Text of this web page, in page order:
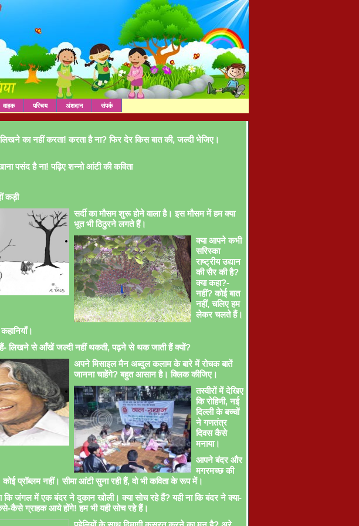
वाहक परिचय अंशदान संपर्क
का नहीं करता! करता है ना? फिर देर किस बात की, जल्दी भेजिए।
पसंद है ना! पढ़िए शन्नो आंटी की कविता
कड़ी
सर्दी का मौसम शुरू होने वाला है। इस मौसम में हम क्या
भूत भी ठिठुरने लगते हैं।
क्या आपने कभी
सरिस्का
राष्ट्रीय उद्यान
की सैर की है?
क्या कहा?-
नहीं? कोई बात
नहीं, चलिए हम
लेकर चलते हैं।
लिखने से आँखें जल्दी नहीं थकती, पढ़ने से थक जाती हैं क्यों?
अपने मिसाइल मैन अब्दुल कलाम के बारे में रोचक बातें
जानना चाहेंगे? बहुत आसान है। क्लिक कीजिए।
तस्वीरों में देखिए
कि रोहिणी, नई
दिल्ली के बच्चों
ने गणतंत्र
दिवस कैसे
मनाया।
आपने बंदर और
मगरमच्छ की
प्रॉब्लम नहीं। सीमा आंटी सुना रही हैं, वो भी कविता के रूप में।
कि जंगल में एक बंदर ने दुकान खोली। क्या सोच रहे हैं? यही ना कि बंदर ने क्या-
कैसे-कैसे ग्राहक आये होंगे! हम भी यही सोच रहे हैं।